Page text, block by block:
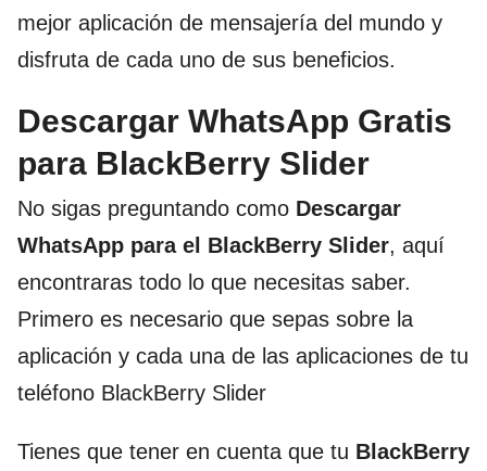
mejor aplicación de mensajería del mundo y
disfruta de cada uno de sus beneficios.
Descargar WhatsApp Gratis
para BlackBerry Slider
No sigas preguntando como Descargar
WhatsApp para el BlackBerry Slider, aquí
encontraras todo lo que necesitas saber.
Primero es necesario que sepas sobre la
aplicación y cada una de las aplicaciones de tu
teléfono BlackBerry Slider
Tienes que tener en cuenta que tu BlackBerry